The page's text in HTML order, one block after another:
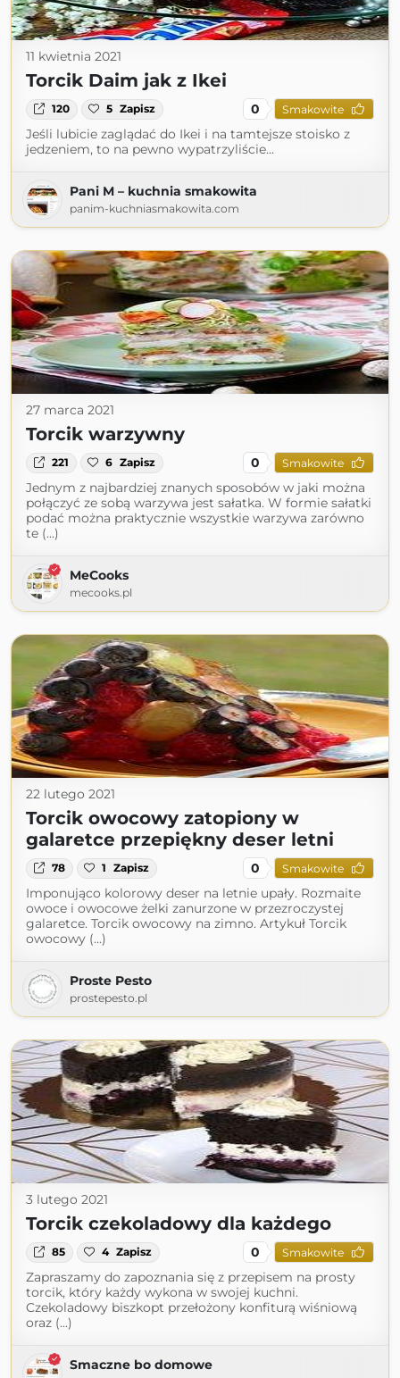
11 kwietnia 2021
Torcik Daim jak z Ikei
120 5 Zapisz 0 Smakowite
Jeśli lubicie zaglądać do Ikei i na tamtejsze stoisko z
jedzeniem, to na pewno wypatrzyliście…
Pani M – kuchnia smakowita
panim-kuchniasmakowita.com
27 marca 2021
Torcik warzywny
221 6 Zapisz 0 Smakowite
Jednym z najbardziej znanych sposobów w jaki można
połączyć ze sobą warzywa jest sałatka. W formie sałatki
podać można praktycznie wszystkie warzywa zarówno
te (...)
MeCooks
mecooks.pl
22 lutego 2021
Torcik owocowy zatopiony w
galaretce przepiękny deser letni
78 1 Zapisz 0 Smakowite
Imponująco kolorowy deser na letnie upały. Rozmaite
owoce i owocowe żelki zanurzone w przezroczystej
galaretce. Torcik owocowy na zimno. Artykuł Torcik
owocowy (...)
Proste Pesto
prostepesto.pl
3 lutego 2021
Torcik czekoladowy dla każdego
85 4 Zapisz 0 Smakowite
Zapraszamy do zapoznania się z przepisem na prosty
torcik, który każdy wykona w swojej kuchni.
Czekoladowy biszkopt przełożony konfiturą wiśniową
oraz (...)
Smaczne bo domowe